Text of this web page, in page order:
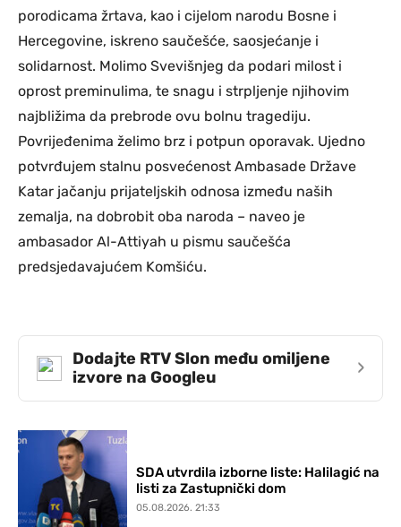
porodicama žrtava, kao i cijelom narodu Bosne i
Hercegovine, iskreno saučešće, saosjećanje i
solidarnost. Molimo Svevišnjeg da podari milost i
oprost preminulima, te snagu i strpljenje njihovim
najbližima da prebrode ovu bolnu tragediju.
Povrijeđenima želimo brz i potpun oporavak. Ujedno
potvrđujem stalnu posvećenost Ambasade Države
Katar jačanju prijateljskih odnosa između naših
zemalja, na dobrobit oba naroda – naveo je
ambasador Al-Attiyah u pismu saučešća
predsjedavajućem Komšiću.
Dodajte RTV Slon među omiljene
izvore na Googleu
›
SDA utvrdila izborne liste: Halilagić na
listi za Zastupnički dom
05.08.2026. 21:33